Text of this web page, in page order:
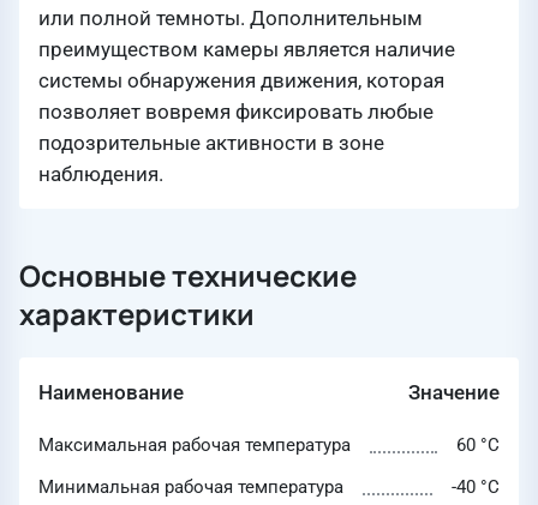
или полной темноты. Дополнительным
преимуществом камеры является наличие
системы обнаружения движения, которая
позволяет вовремя фиксировать любые
подозрительные активности в зоне
наблюдения.
Основные технические
характеристики
Наименование Значение
Максимальная рабочая температура
60 °C
Минимальная рабочая температура
-40 °C